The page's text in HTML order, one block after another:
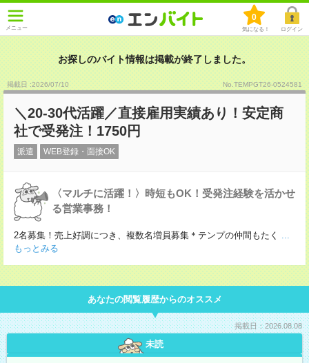
メニュー
0
気になる！ ログイン
お探しのバイト情報は掲載が終了しました。
掲載日 :2026/07/10 No.TEMPGT26-0524581
＼20-30代活躍／直接雇用実績あり！安定商
社で受発注！1750円
派遣 WEB登録・面接OK
〈マルチに活躍！〉時短もOK！受発注経験を活かせ
る営業事務！
2名募集！売上好調につき、複数名増員募集＊テンプの仲間もたく
...
もっとみる
あなたの閲覧履歴からのオススメ
掲載日：2026.08.08
未読